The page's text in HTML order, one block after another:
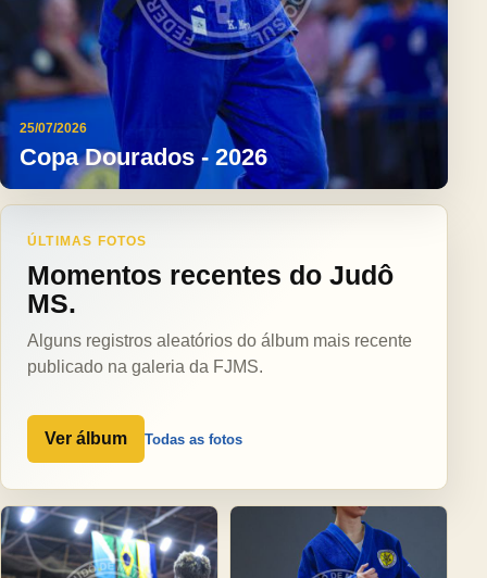
25/07/2026
Copa Dourados - 2026
ÚLTIMAS FOTOS
Momentos recentes do Judô
MS.
Alguns registros aleatórios do álbum mais recente
publicado na galeria da FJMS.
Ver álbum Todas as fotos